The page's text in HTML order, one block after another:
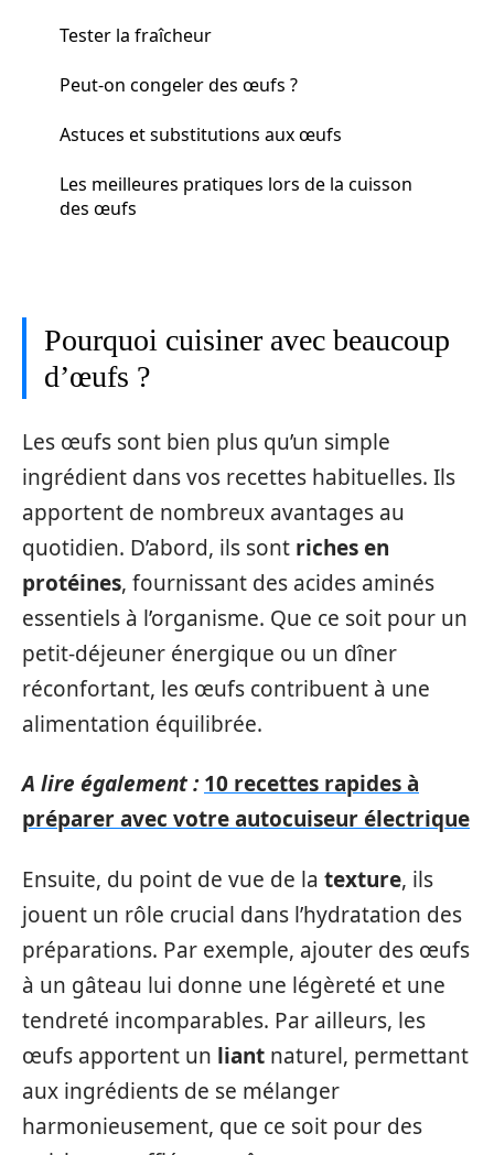
Tester la fraîcheur
Peut-on congeler des œufs ?
Astuces et substitutions aux œufs
Les meilleures pratiques lors de la cuisson
des œufs
Pourquoi cuisiner avec beaucoup
d’œufs ?
Les œufs sont bien plus qu’un simple
ingrédient dans vos recettes habituelles. Ils
apportent de nombreux avantages au
quotidien. D’abord, ils sont riches en
protéines, fournissant des acides aminés
essentiels à l’organisme. Que ce soit pour un
petit-déjeuner énergique ou un dîner
réconfortant, les œufs contribuent à une
alimentation équilibrée.
A lire également : 10 recettes rapides à
préparer avec votre autocuiseur électrique
Ensuite, du point de vue de la texture, ils
jouent un rôle crucial dans l’hydratation des
préparations. Par exemple, ajouter des œufs
à un gâteau lui donne une légèreté et une
tendreté incomparables. Par ailleurs, les
œufs apportent un liant naturel, permettant
aux ingrédients de se mélanger
harmonieusement, que ce soit pour des